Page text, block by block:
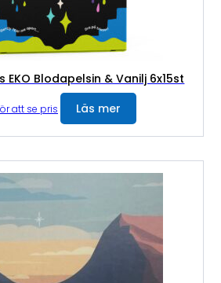
EKO Blodapelsin & Vanilj 6x15st
att se pris Läs mer